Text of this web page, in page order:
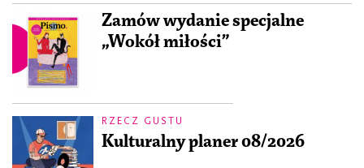
Zamów wydanie specjalne
„Wokół miłości”
RZECZ GUSTU
Kulturalny planer 08/2026